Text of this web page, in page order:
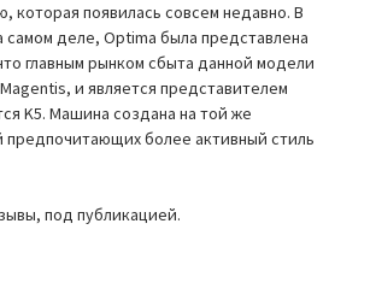
которая появилась совсем недавно. В
самом деле, Optima была представлена
главным рынком сбыта данной модели
и является представителем
K5. Машина создана на той же
предпочитающих более активный стиль
под публикацией.